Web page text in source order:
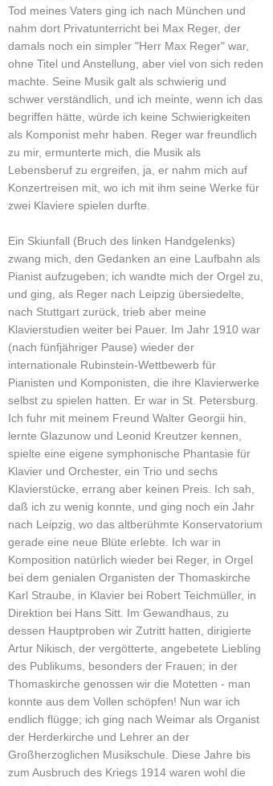
Tod meines Vaters ging ich nach München und
nahm dort Privatunterricht bei Max Reger, der
damals noch ein simpler "Herr Max Reger" war,
ohne Titel und Anstellung, aber viel von sich reden
machte. Seine Musik galt als schwierig und
schwer verständlich, und ich meinte, wenn ich das
begriffen hätte, würde ich keine Schwierigkeiten
als Komponist mehr haben. Reger war freundlich
zu mir, ermunterte mich, die Musik als
Lebensberuf zu ergreifen, ja, er nahm mich auf
Konzertreisen mit, wo ich mit ihm seine Werke für
zwei Klaviere spielen durfte.
Ein Skiunfall (Bruch des linken Handgelenks)
zwang mich, den Gedanken an eine Laufbahn als
Pianist aufzugeben; ich wandte mich der Orgel zu,
und ging, als Reger nach Leipzig übersiedelte,
nach Stuttgart zurück, trieb aber meine
Klavierstudien weiter bei Pauer. Im Jahr 1910 war
(nach fünfjähriger Pause) wieder der
internationale Rubinstein-Wettbewerb für
Pianisten und Komponisten, die ihre Klavierwerke
selbst zu spielen hatten. Er war in St. Petersburg.
Ich fuhr mit meinem Freund Walter Georgii hin,
lernte Glazunow und Leonid Kreutzer kennen,
spielte eine eigene symphonische Phantasie für
Klavier und Orchester, ein Trio und sechs
Klavierstücke, errang aber keinen Preis. Ich sah,
daß ich zu wenig konnte, und ging noch ein Jahr
nach Leipzig, wo das altberühmte Konservatorium
gerade eine neue Blüte erlebte. Ich war in
Komposition natürlich wieder bei Reger, in Orgel
bei dem genialen Organisten der Thomaskirche
Karl Straube, in Klavier bei Robert Teichmüller, in
Direktion bei Hans Sitt. Im Gewandhaus, zu
dessen Hauptproben wir Zutritt hatten, dirigierte
Artur Nikisch, der vergötterte, angebetete Liebling
des Publikums, besonders der Frauen; in der
Thomaskirche genossen wir die Motetten - man
konnte aus dem Vollen schöpfen! Nun war ich
endlich flügge; ich ging nach Weimar als Organist
der Herderkirche und Lehrer an der
Großherzoglichen Musikschule. Diese Jahre bis
zum Ausbruch des Kriegs 1914 waren wohl die